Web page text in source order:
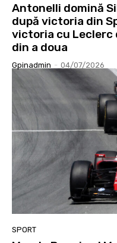
Antonelli domină
după victoria din
victoria cu Leclerc
din a doua
Gpinadmin - 04/07/2026
SPORT